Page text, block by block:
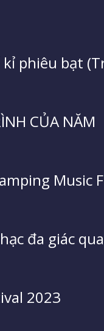
phiêu bạt
CỦA NĂM
Music
đa giác
2023